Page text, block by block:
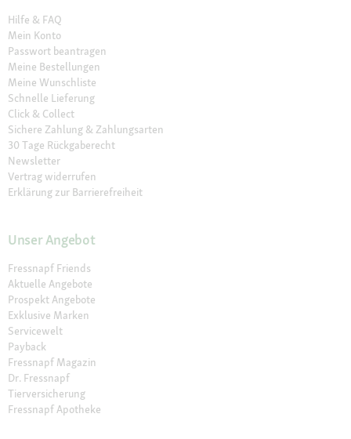
Hilfe & FAQ
Mein Konto
Passwort beantragen
Meine Bestellungen
Meine Wunschliste
Schnelle Lieferung
Click & Collect
Sichere Zahlung & Zahlungsarten
30 Tage Rückgaberecht
Newsletter
Vertrag widerrufen
Erklärung zur Barrierefreiheit
Unser Angebot
Fressnapf Friends
Aktuelle Angebote
Prospekt Angebote
Exklusive Marken
Servicewelt
Payback
Fressnapf Magazin
Dr. Fressnapf
Tierversicherung
Fressnapf Apotheke